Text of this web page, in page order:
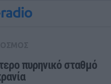
πυρηνικό σταθμό